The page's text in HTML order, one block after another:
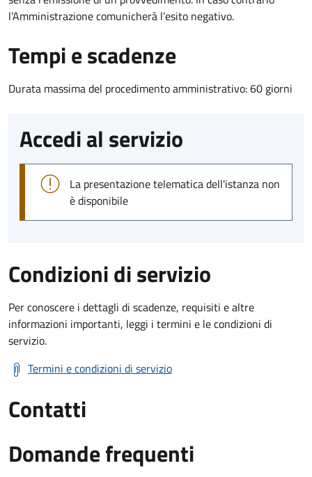
l’Amministrazione comunicherà l’esito negativo.
Tempi e scadenze
Durata massima del procedimento amministrativo: 60 giorni
Accedi al servizio
La presentazione telematica dell'istanza non
è disponibile
Condizioni di servizio
Per conoscere i dettagli di scadenze, requisiti e altre
informazioni importanti, leggi i termini e le condizioni di
servizio.
Termini e condizioni di servizio
Contatti
Domande frequenti